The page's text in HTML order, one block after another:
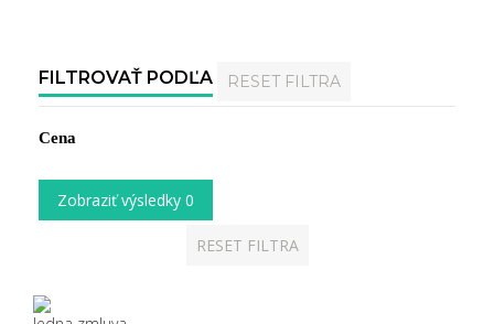
FILTROVAŤ PODĽA RESET FILTRA
Cena
Zobraziť výsledky 0
RESET FILTRA